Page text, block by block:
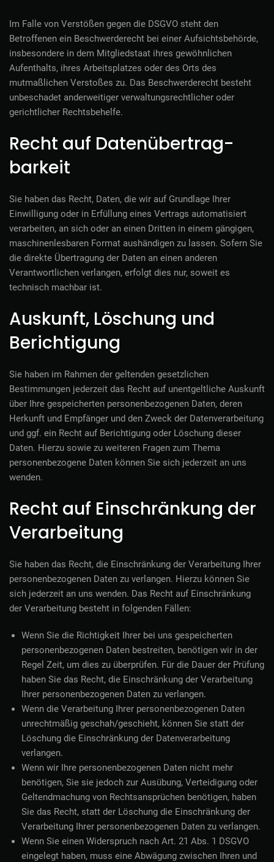
Im Falle von Verstößen gegen die DSGVO steht den
Betroffenen ein Beschwerderecht bei einer Aufsichtsbehörde,
insbesondere in dem Mitgliedstaat ihres gewöhnlichen
Aufenthalts, ihres Arbeitsplatzes oder des Orts des
mutmaßlichen Verstoßes zu. Das Beschwerderecht besteht
unbeschadet anderweitiger verwaltungsrechtlicher oder
gerichtlicher Rechtsbehelfe.
Recht auf Daten­übertrag­
barkeit
Sie haben das Recht, Daten, die wir auf Grundlage Ihrer
Einwilligung oder in Erfüllung eines Vertrags automatisiert
verarbeiten, an sich oder an einen Dritten in einem gängigen,
maschinenlesbaren Format aushändigen zu lassen. Sofern Sie
die direkte Übertragung der Daten an einen anderen
Verantwortlichen verlangen, erfolgt dies nur, soweit es
technisch machbar ist.
Auskunft, Löschung und
Berichtigung
Sie haben im Rahmen der geltenden gesetzlichen
Bestimmungen jederzeit das Recht auf unentgeltliche Auskunft
über Ihre gespeicherten personenbezogenen Daten, deren
Herkunft und Empfänger und den Zweck der Datenverarbeitung
und ggf. ein Recht auf Berichtigung oder Löschung dieser
Daten. Hierzu sowie zu weiteren Fragen zum Thema
personenbezogene Daten können Sie sich jederzeit an uns
wenden.
Recht auf Einschränkung der
Verarbeitung
Sie haben das Recht, die Einschränkung der Verarbeitung Ihrer
personenbezogenen Daten zu verlangen. Hierzu können Sie
sich jederzeit an uns wenden. Das Recht auf Einschränkung
der Verarbeitung besteht in folgenden Fällen:
Wenn Sie die Richtigkeit Ihrer bei uns gespeicherten
personenbezogenen Daten bestreiten, benötigen wir in der
Regel Zeit, um dies zu überprüfen. Für die Dauer der Prüfung
haben Sie das Recht, die Einschränkung der Verarbeitung
Ihrer personenbezogenen Daten zu verlangen.
Wenn die Verarbeitung Ihrer personenbezogenen Daten
unrechtmäßig geschah/geschieht, können Sie statt der
Löschung die Einschränkung der Datenverarbeitung
verlangen.
Wenn wir Ihre personenbezogenen Daten nicht mehr
benötigen, Sie sie jedoch zur Ausübung, Verteidigung oder
Geltendmachung von Rechtsansprüchen benötigen, haben
Sie das Recht, statt der Löschung die Einschränkung der
Verarbeitung Ihrer personenbezogenen Daten zu verlangen.
Wenn Sie einen Widerspruch nach Art. 21 Abs. 1 DSGVO
eingelegt haben, muss eine Abwägung zwischen Ihren und